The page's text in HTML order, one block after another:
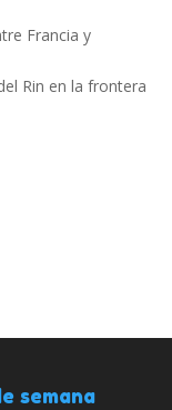
Francia y
Rin en la frontera
semana